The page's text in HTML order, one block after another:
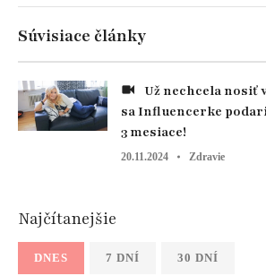
Súvisiace články
sa Influencerke
3 mesiace!
20.11.2024 Zdravie
Najčítanejšie
DNES 7 DNÍ 30 DNÍ